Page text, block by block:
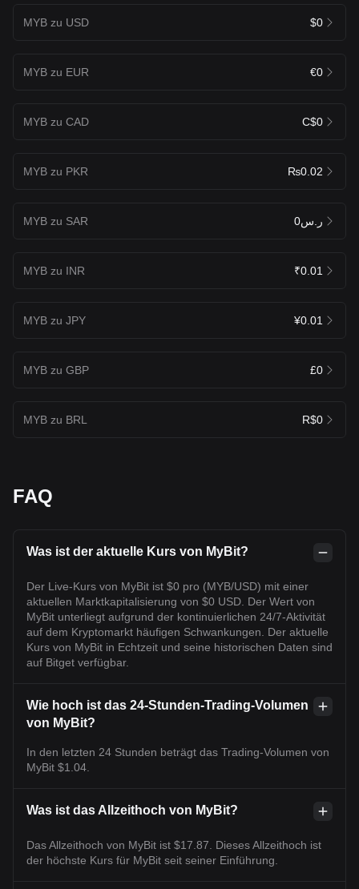
MYB zu USD $0
MYB zu EUR €0
MYB zu CAD C$0
MYB zu PKR ₨0.02
MYB zu SAR ر.س0
MYB zu INR ₹0.01
MYB zu JPY ¥0.01
MYB zu GBP £0
MYB zu BRL R$0
FAQ
Was ist der aktuelle Kurs von MyBit?
Der Live-Kurs von MyBit ist $0 pro (MYB/USD) mit einer
aktuellen Marktkapitalisierung von $0 USD. Der Wert von
MyBit unterliegt aufgrund der kontinuierlichen 24/7-Aktivität
auf dem Kryptomarkt häufigen Schwankungen. Der aktuelle
Kurs von MyBit in Echtzeit und seine historischen Daten sind
auf Bitget verfügbar.
Wie hoch ist das 24-Stunden-Trading-Volumen
von MyBit?
In den letzten 24 Stunden beträgt das Trading-Volumen von
MyBit $1.04.
Was ist das Allzeithoch von MyBit?
Das Allzeithoch von MyBit ist $17.87. Dieses Allzeithoch ist
der höchste Kurs für MyBit seit seiner Einführung.